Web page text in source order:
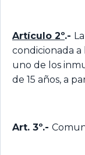
Artículo 2º.-
condicionada
uno de los
de 15 años, a
Art. 3º.-